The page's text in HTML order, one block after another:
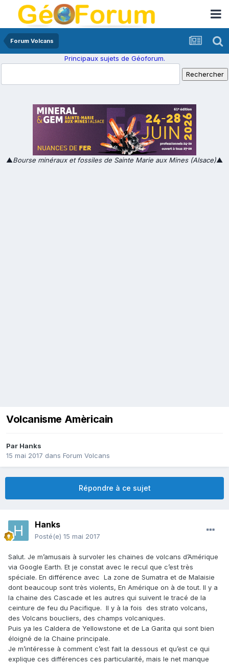
Forum Volcans
Principaux sujets de Géoforum.
▲Bourse minéraux et fossiles de Sainte Marie aux Mines (Alsace)▲
Volcanisme Amèricain
Par Hanks
15 mai 2017 dans Forum Volcans
Répondre à ce sujet
Hanks
Posté(e) 15 mai 2017
Salut. Je m’amusais à survoler les chaines de volcans d’Amérique
via Google Earth. Et je constat avec le recul que c’est très
spéciale. En différence avec La zone de Sumatra et de Malaisie
dont beaucoup sont très violents, En Amérique on à de tout. Il y a
la chaine des Cascade et les autres qui suivent le tracé de la
ceinture de feu du Pacifique. Il y à la fois des strato volcans,
des Volcans boucliers, des champs volcaniques.
Puis ya les Caldera de Yellowstone et de La Garita qui sont bien
éloigné de la Chaine principale.
Je m’intéresse à comment c’est fait la dessous et qu’est ce qui
explique ces différences ces particularité, mais le net manque